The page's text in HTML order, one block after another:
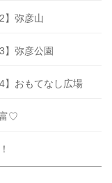
】弥彦山
】弥彦公園
】おもてなし広場
富♡